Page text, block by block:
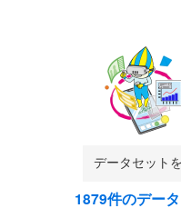
1879件のデー